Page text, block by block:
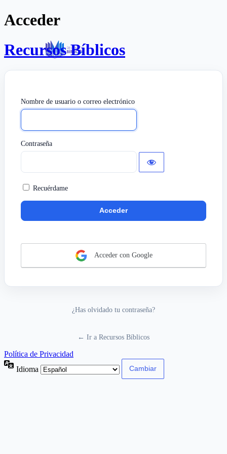
Acceder
Recursos Bíblicos
Nombre de usuario o correo electrónico
Contraseña
Recuérdame
Acceder con Google
¿Has olvidado tu contraseña?
← Ir a Recursos Bíblicos
Política de Privacidad
Idioma